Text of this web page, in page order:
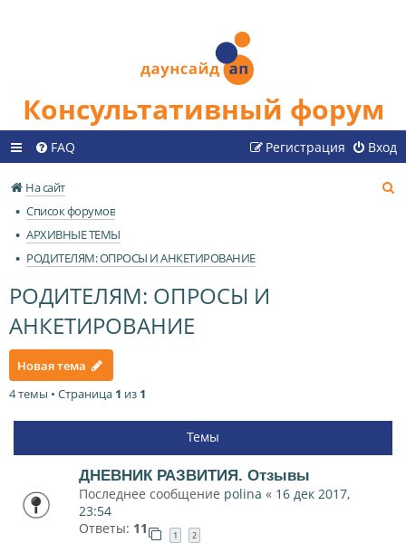
Консультативный форум
FAQ Вход
Регистрация
На сайт
Список форумов
АРХИВНЫЕ ТЕМЫ
РОДИТЕЛЯМ: ОПРОСЫ И АНКЕТИРОВАНИЕ
РОДИТЕЛЯМ: ОПРОСЫ И
АНКЕТИРОВАНИЕ
Новая тема
4 темы • Страница 1 из 1
Темы
ДНЕВНИК РАЗВИТИЯ. Отзывы
Последнее сообщение polina « 16 дек 2017,
23:54
Ответы: 11 1 2